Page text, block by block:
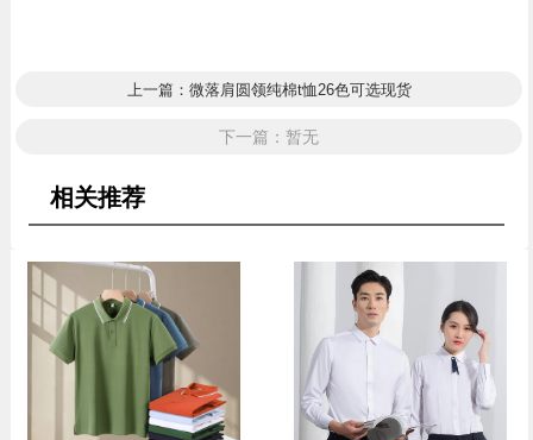
上一篇：微落肩圆领纯棉t恤26色可选现货
下一篇：暂无
相关推荐